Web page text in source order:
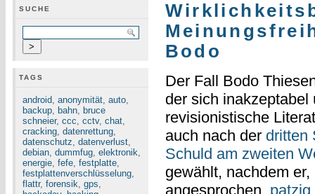
SUCHE
TAGS
android, anonymität, auto,
backup, bahn, bruce
schneier, ccc, cctv, chat,
cracking, datenrettung,
datenschutz, datenverlust,
debian, dummfug, elektronik,
energie, fefe, festplatte,
festplattenverschlüsselung,
flattr, forensik, gps,
Bodo
Der Fall Bodo
der sich
revisionistische
auch nach der dritten
Schuld am zweiten
gewählt, nachdem
angesprochen, patzig